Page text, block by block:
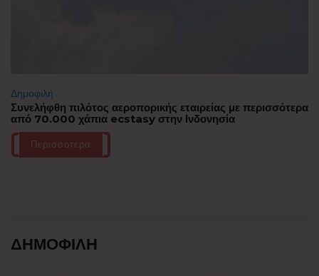
Δημοφιλή
Συνελήφθη πιλότος αεροπορικής εταιρείας με περισσότερα
από 70.000 χάπια ecstasy στην Ινδονησία
Περισσότερα
ΔΗΜΟΦΙΛΗ